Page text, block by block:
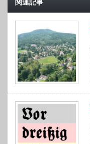
関連記事